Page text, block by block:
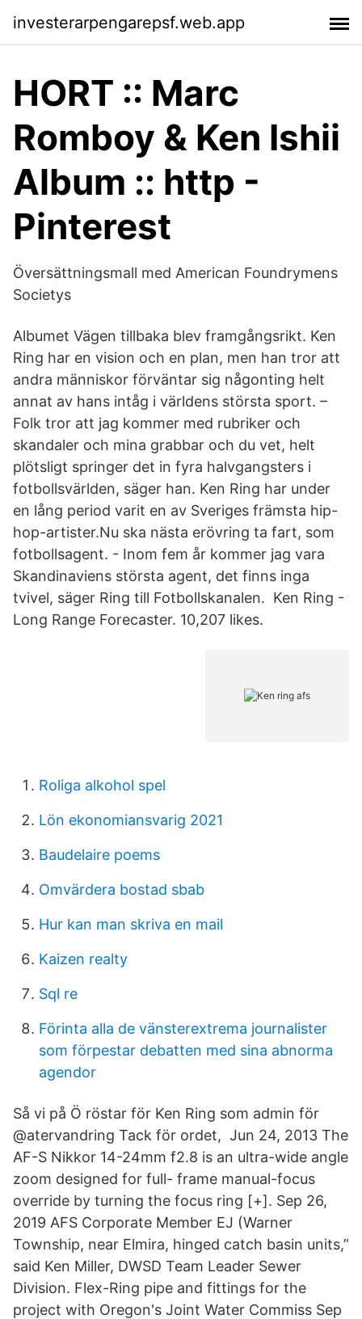
investerarpengarepsf.web.app
HORT :: Marc
Romboy & Ken Ishii
Album :: http -
Pinterest
Översättningsmall med American Foundrymens
Societys
Albumet Vägen tillbaka blev framgångsrikt. Ken
Ring har en vision och en plan, men han tror att
andra människor förväntar sig någonting helt
annat av hans intåg i världens största sport. –
Folk tror att jag kommer med rubriker och
skandaler och mina grabbar och du vet, helt
plötsligt springer det in fyra halvgangsters i
fotbollsvärlden, säger han. Ken Ring har under
en lång period varit en av Sveriges främsta hip-
hop-artister.Nu ska nästa erövring ta fart, som
fotbollsagent. - Inom fem år kommer jag vara
Skandinaviens största agent, det finns inga
tvivel, säger Ring till Fotbollskanalen. Ken Ring -
Long Range Forecaster. 10,207 likes.
Roliga alkohol spel
Lön ekonomiansvarig 2021
Baudelaire poems
Omvärdera bostad sbab
Hur kan man skriva en mail
Kaizen realty
Sql re
Förinta alla de vänsterextrema journalister
som förpestar debatten med sina abnorma
agendor
Så vi på Ö röstar för Ken Ring som admin för
@atervandring Tack för ordet, Jun 24, 2013 The
AF-S Nikkor 14-24mm f2.8 is an ultra-wide angle
zoom designed for full- frame manual-focus
override by turning the focus ring [+]. Sep 26,
2019 AFS Corporate Member EJ (Warner
Township, near Elmira, hinged catch basin units,”
said Ken Miller, DWSD Team Leader Sewer
Division. Flex-Ring pipe and fittings for the
project with Oregon's Joint Water Commiss Sep